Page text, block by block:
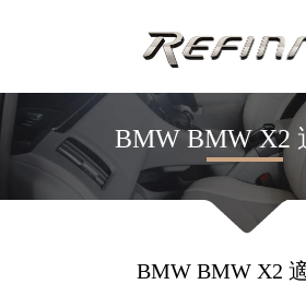
BMW BMW X2
BMW BMW X2